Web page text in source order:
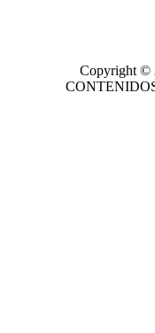
Copyright ©